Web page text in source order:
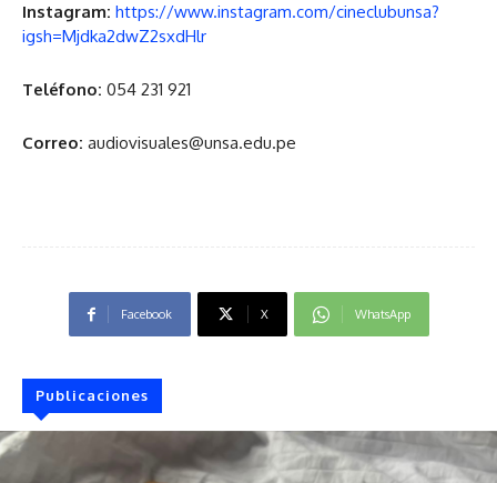
Instagram: https://www.instagram.com/cineclubunsa?
igsh=Mjdka2dwZ2sxdHlr
Teléfono: 054 231 921
Correo: audiovisuales@unsa.edu.pe
Facebook X WhatsApp
Publicaciones